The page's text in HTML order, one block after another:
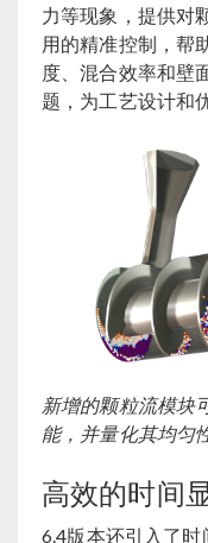
力等现象，提供对
用的精准控制，帮
度、混合效率和壁
题，为工艺设计和
新增的颗粒流模块
能，并量化其均匀
高效的时间
6.4版本还引入了